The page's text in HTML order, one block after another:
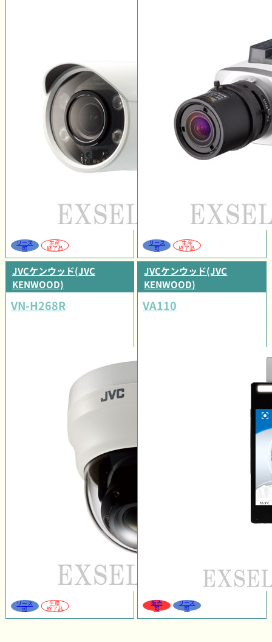
リース
可
生産
終了品
リース
可
生産
終了品
JVCケンウッド(JVC
KENWOOD)
VN-H268R
リース
可
生産
終了品
JVCケンウッド(JVC
KENWOOD)
VA110
販売
可
リース
可